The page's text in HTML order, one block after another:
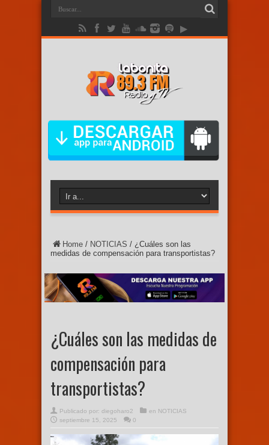
Home / NOTICIAS / ¿Cuáles son las
medidas de compensación para transportistas?
¿Cuáles son las medidas de
compensación para
transportistas?
Publicado por: diegoharo2 en NOTICIAS
septiembre 15, 2025
0